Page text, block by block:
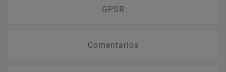
GPSR
Comentarios